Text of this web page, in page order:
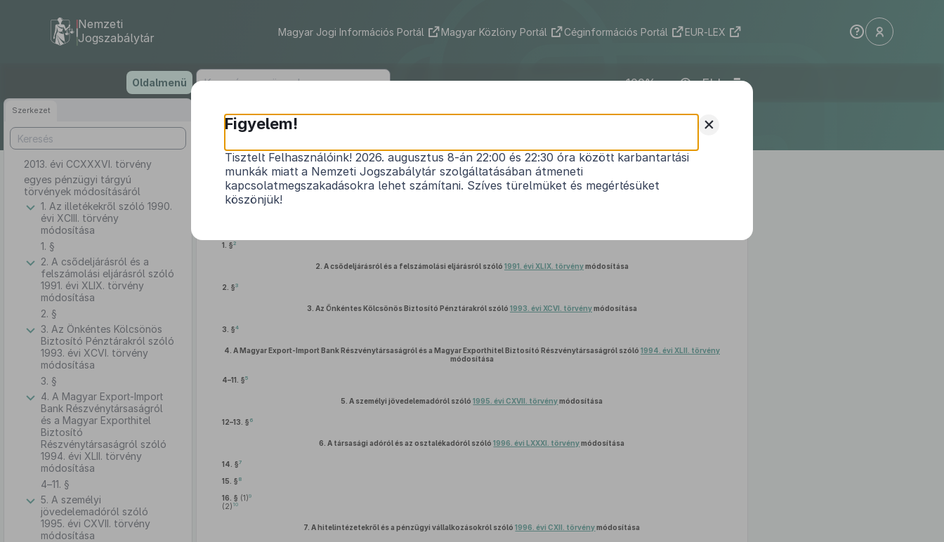
tartalomra
Nemzeti
Jogszabálytár
Magyar Jogi Információs Portál Magyar Közlöny Portál Céginformációs Portál EUR-LEX
Oldalmenü ELI
Szerkezet
2013. évi CCXXXVI. törvény
egyes pénzügyi tárgyú
törvények módosításáról
1. Az illetékekről szóló 1990.
évi XCIII. törvény
módosítása
1. §
2. A csődeljárásról és a
felszámolási eljárásról szóló
1991. évi XLIX. törvény
módosítása
2. §
3. Az Önkéntes Kölcsönös
Biztosító Pénztárakról szóló
1993. évi XCVI. törvény
módosítása
3. §
4. A Magyar Export-Import
Bank Részvénytársaságról
és a Magyar Exporthitel
Biztosító
Részvénytársaságról szóló
1994. évi XLII. törvény
módosítása
4–11. §
5. A személyi
jövedelemadóról szóló
1995. évi CXVII. törvény
módosítása
2013. évi CCXXXVI. törvény
egyes pénzügyi tárgyú törvények módosításáról1
Hatályos: 2015. 01. 02. – 2016. 06. 30.
1. §2
2. A csődeljárásról és a felszámolási eljárásról szóló 1991. évi XLIX. törvénymódosítása
2. §3
3. Az Önkéntes Kölcsönös Biztosító Pénztárakról szóló 1993. évi XCVI. törvénymódosítása
3. §4
4. A Magyar Export-Import Bank Részvénytársaságról és a Magyar Exporthitel Biztosító Részvénytársaságról szóló 1994. évi XLII. törvény
módosítása
4–11. §5
5. A személyi jövedelemadóról szóló1995. évi CXVII. törvénymódosítása
12–13. § 6
6. A társasági adóról és az osztalékadóról szóló1996. évi LXXXI. törvénymódosítása
14. §7
15. § 8
16. § (1)9
(2) 10
7. A hitelintézetekről és a pénzügyi vállalkozásokról szóló1996. évi CXII. törvénymódosítása
+
Figyelem!
Tisztelt Felhasználóink! 2026. augusztus 8-án 22:00 és 22:30 óra között karbantartási
munkák miatt a Nemzeti Jogszabálytár szolgáltatásában átmeneti
kapcsolatmegszakadásokra lehet számítani. Szíves türelmüket és megértésüket
köszönjük!